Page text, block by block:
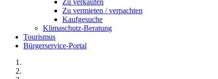
Zu verkaufen
Zu vermieten / verpachten
Kaufgesuche
Klimaschutz-Beratung
Tourismus
Bürgerservice-Portal